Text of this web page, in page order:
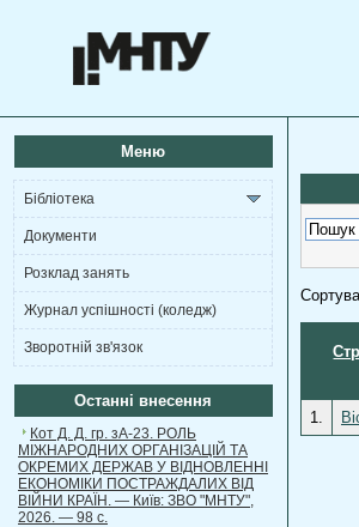
Меню
Бібліотека
Документи
Розклад занять
Журнал успішності (коледж)
Зворотній зв'язок
Останні внесення
Кот Д. Д. гр. зА-23. РОЛЬ
МІЖНАРОДНИХ ОРГАНІЗАЦІЙ ТА
ОКРЕМИХ ДЕРЖАВ У ВІДНОВЛЕННІ
ЕКОНОМІКИ ПОСТРАЖДАЛИХ ВІД
ВІЙНИ КРАЇН. — Київ: ЗВО "МНТУ",
2026. — 98 с.
1.